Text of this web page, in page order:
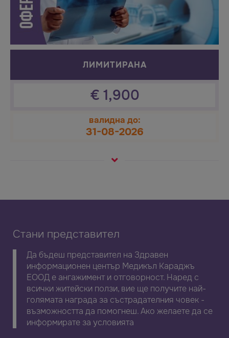
ЛИМИТИРАНА
€ 1,900
валидна до:
31-08-2026
Стани представител
Да бъдеш представител на Здравен
информационен център Медикъл Караджъ
ЕООД е ангажимент и отговорност. Наред с
всички житейски ползи, вие ще получите най-
голямата награда за състрадателния човек -
възможността да помогнеш. Ако желаете да се
информирате за условията